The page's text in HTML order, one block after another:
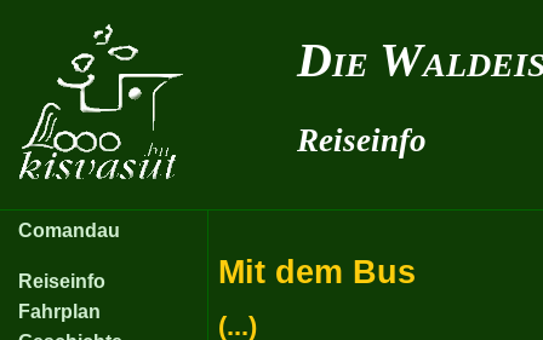
Die
Reiseinfo
Comandau
Reiseinfo
Fahrplan
Mit dem Bus
(...)